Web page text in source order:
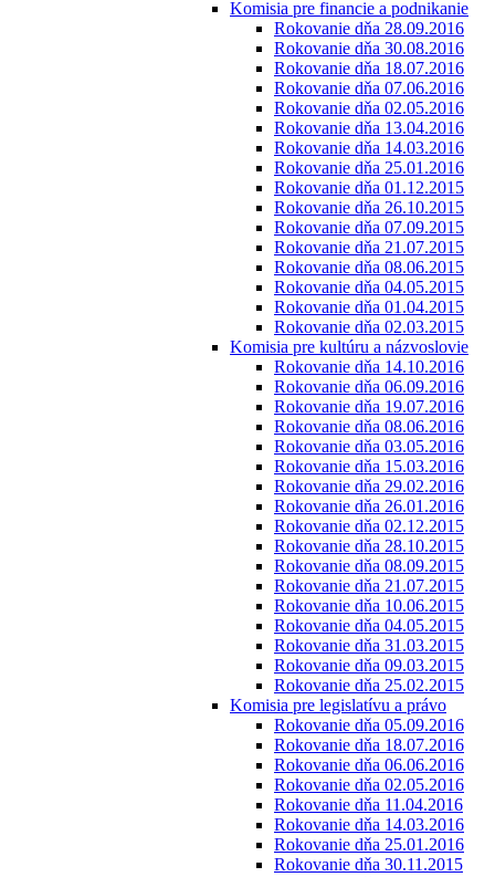
Komisia pre financie a podnikanie
Rokovanie dňa 28.09.2016
Rokovanie dňa 30.08.2016
Rokovanie dňa 18.07.2016
Rokovanie dňa 07.06.2016
Rokovanie dňa 02.05.2016
Rokovanie dňa 13.04.2016
Rokovanie dňa 14.03.2016
Rokovanie dňa 25.01.2016
Rokovanie dňa 01.12.2015
Rokovanie dňa 26.10.2015
Rokovanie dňa 07.09.2015
Rokovanie dňa 21.07.2015
Rokovanie dňa 08.06.2015
Rokovanie dňa 04.05.2015
Rokovanie dňa 01.04.2015
Rokovanie dňa 02.03.2015
Komisia pre kultúru a názvoslovie
Rokovanie dňa 14.10.2016
Rokovanie dňa 06.09.2016
Rokovanie dňa 19.07.2016
Rokovanie dňa 08.06.2016
Rokovanie dňa 03.05.2016
Rokovanie dňa 15.03.2016
Rokovanie dňa 29.02.2016
Rokovanie dňa 26.01.2016
Rokovanie dňa 02.12.2015
Rokovanie dňa 28.10.2015
Rokovanie dňa 08.09.2015
Rokovanie dňa 21.07.2015
Rokovanie dňa 10.06.2015
Rokovanie dňa 04.05.2015
Rokovanie dňa 31.03.2015
Rokovanie dňa 09.03.2015
Rokovanie dňa 25.02.2015
Komisia pre legislatívu a právo
Rokovanie dňa 05.09.2016
Rokovanie dňa 18.07.2016
Rokovanie dňa 06.06.2016
Rokovanie dňa 02.05.2016
Rokovanie dňa 11.04.2016
Rokovanie dňa 14.03.2016
Rokovanie dňa 25.01.2016
Rokovanie dňa 30.11.2015